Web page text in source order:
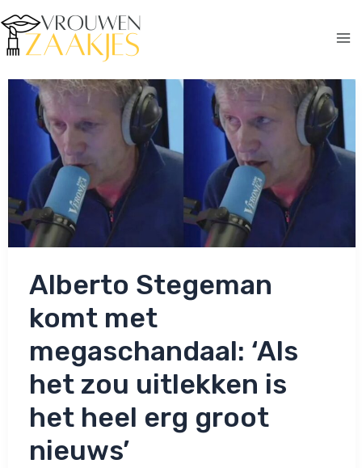
naar
de
Alberto Stegeman
komt met
megaschandaal: ‘Als
het zou uitlekken is
het heel erg groot
nieuws’